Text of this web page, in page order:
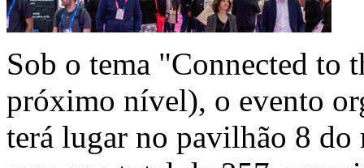
Sob o tema "Connected to
próximo nível), o evento
terá lugar no pavilhão 8 do